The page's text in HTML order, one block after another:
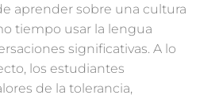
aprender sobre una cultura
tiempo usar la lengua
significativas. A lo
los estudiantes
de la tolerancia,